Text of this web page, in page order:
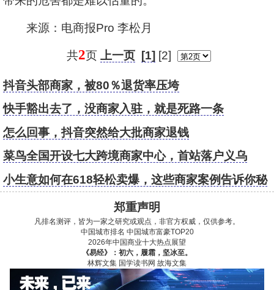
来源：电商报Pro 李松月
共2页 上一页 [1] [2]
抖音头部商家，被80％退货率压垮
快手豁出去了，没商家入驻，就是死路一条
怎么回事，抖音突然给大批商家退钱
菜鸟全国开设七大跨境商家中心，首站落户义乌
小生意如何在618轻松卖爆，这些商家案例告诉你秘
郑重声明
凡排名测评，皆为一家之研究或观点，非官方权威，仅供参考。
中国城市排名 中国城市富豪TOP20
2026年中国商业十大热点展望
《易经》：初六，履霜，坚冰至。
林辉文集 国学读书网 故海文集